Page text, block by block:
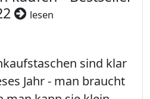
lesen
sind klar
Jahr - man braucht